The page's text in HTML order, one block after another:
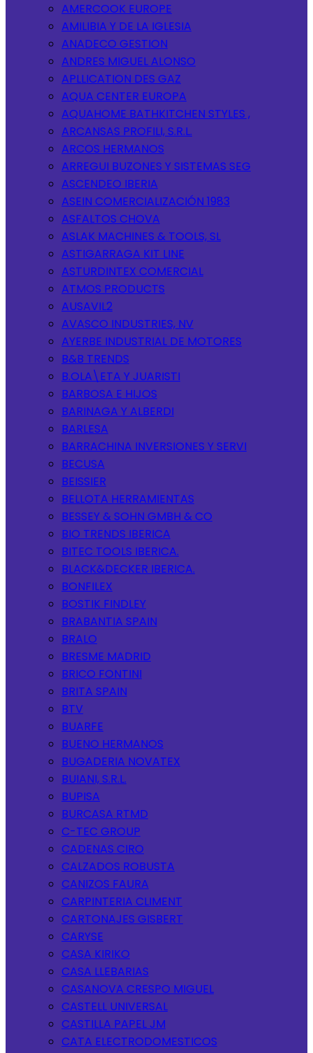
AMERCOOK EUROPE
AMILIBIA Y DE LA IGLESIA
ANADECO GESTION
ANDRES MIGUEL ALONSO
APLLICATION DES GAZ
AQUA CENTER EUROPA
AQUAHOME BATHKITCHEN STYLES ,
ARCANSAS PROFILI, S.R.L.
ARCOS HERMANOS
ARREGUI BUZONES Y SISTEMAS SEG
ASCENDEO IBERIA
ASEIN COMERCIALIZACIÓN 1983
ASFALTOS CHOVA
ASLAK MACHINES & TOOLS, SL
ASTIGARRAGA KIT LINE
ASTURDINTEX COMERCIAL
ATMOS PRODUCTS
AUSAVIL2
AVASCO INDUSTRIES, NV
AYERBE INDUSTRIAL DE MOTORES
B&B TRENDS
B.OLA\ETA Y JUARISTI
BARBOSA E HIJOS
BARINAGA Y ALBERDI
BARLESA
BARRACHINA INVERSIONES Y SERVI
BECUSA
BEISSIER
BELLOTA HERRAMIENTAS
BESSEY & SOHN GMBH & CO
BIO TRENDS IBERICA
BITEC TOOLS IBERICA.
BLACK&DECKER IBERICA.
BONFILEX
BOSTIK FINDLEY
BRABANTIA SPAIN
BRALO
BRESME MADRID
BRICO FONTINI
BRITA SPAIN
BTV
BUARFE
BUENO HERMANOS
BUGADERIA NOVATEX
BUIANI, S.R.L.
BUPISA
BURCASA RTMD
C-TEC GROUP
CADENAS CIRO
CALZADOS ROBUSTA
CANIZOS FAURA
CARPINTERIA CLIMENT
CARTONAJES GISBERT
CARYSE
CASA KIRIKO
CASA LLEBARIAS
CASANOVA CRESPO MIGUEL
CASTELL UNIVERSAL
CASTILLA PAPEL JM
CATA ELECTRODOMESTICOS